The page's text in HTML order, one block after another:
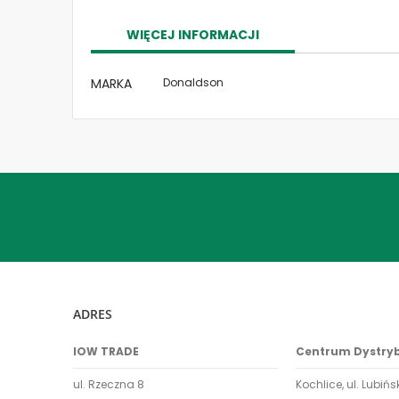
galleryWIĘCEJ INFORMACJI
Więcej
informacji
MARKA Donaldson
ADRES
IOW TRADE
ul. Rzeczna 8
Centrum
Kochlice, ul.